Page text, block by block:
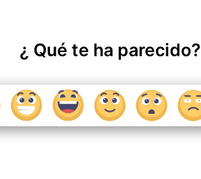
¿ Qué te ha parecido?